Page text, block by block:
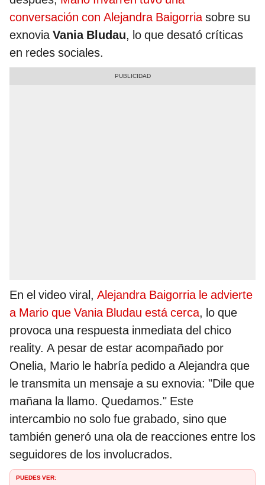
conversación con Alejandra Baigorriasobre su
exnoviaVania Bludau, lo que desató críticas
en redes sociales.
En el video viral, Alejandra Baigorria le advierte
a Mario que Vania Bludau está cerca, lo que
provoca una respuesta inmediata del chico
reality. A pesar de estar acompañado por
Onelia, Mario le habría pedido a Alejandra que
le transmita un mensaje a su exnovia: "Dile que
mañana la llamo. Quedamos." Este
intercambio no solo fue grabado, sino que
también generó una ola de reacciones entre los
seguidores de los involucrados.
PUEDES VER: